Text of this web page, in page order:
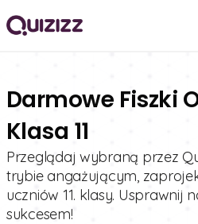
Darmowe Fiszki
Klasa 11
Przeglądaj wybraną przez
trybie angażującym,
uczniów 11. klasy. Usprawnij
sukcesem!